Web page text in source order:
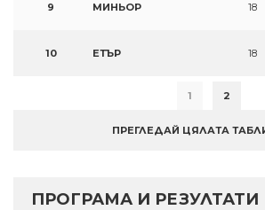
9 МИНЬОР 18
10 ЕТЪР 18
1 2
ПРЕГЛЕДАЙ ЦЯЛАТА
ПРОГРАМА И РЕЗУЛТАТИ